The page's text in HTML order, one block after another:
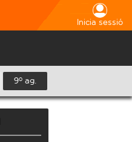
Inicia sessió
9º ag.